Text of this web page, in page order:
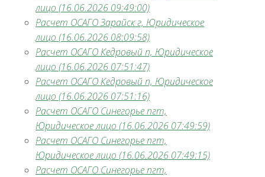
лицо (16.06.2026 09:49:00)
Расчет ОСАГО Зарайск г, Юридическое
лицо (16.06.2026 08:09:58)
Расчет ОСАГО Кедровый п, Юридическое
лицо (16.06.2026 07:51:47)
Расчет ОСАГО Кедровый п, Юридическое
лицо (16.06.2026 07:51:16)
Расчет ОСАГО Синегорье пгт,
Юридическое лицо (16.06.2026 07:49:59)
Расчет ОСАГО Синегорье пгт,
Юридическое лицо (16.06.2026 07:49:15)
Расчет ОСАГО Синегорье пгт,